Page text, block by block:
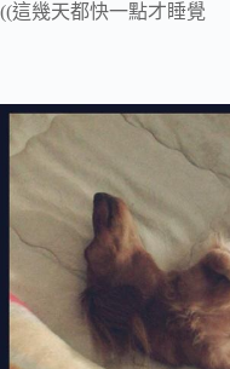
((這幾天都快一點才睡覺